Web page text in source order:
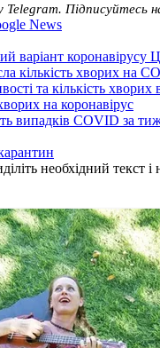
Telegram. Підписуйтесь
News
варіант коронавірусу
кількість хворих на
та кількість хворих
на коронавірус
випадків COVID за
необхідний текст